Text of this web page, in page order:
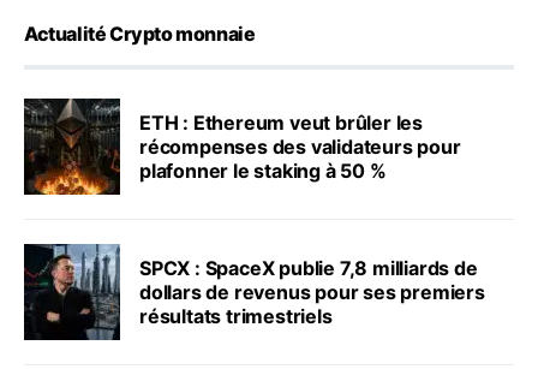
Actualité Crypto monnaie
ETH : Ethereum veut brûler les
récompenses des validateurs pour
plafonner le staking à 50 %
SPCX : SpaceX publie 7,8 milliards de
dollars de revenus pour ses premiers
résultats trimestriels